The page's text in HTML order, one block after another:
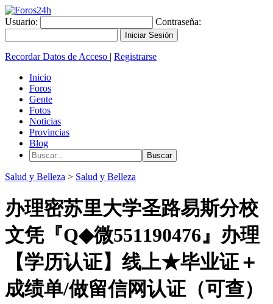
Usuario: Contraseña:
Recordar Datos de Acceso | Registrarse
Inicio
Foros
Gente
Fotos
Noticias
Provincias
Blog
Salud y Belleza > Salud y Belleza
办理密苏里大学圣路易斯分校
文凭『Q◆微551190476』办理
【学历认证】线上★毕业证＋
成绩单/做留信网认证（可查）